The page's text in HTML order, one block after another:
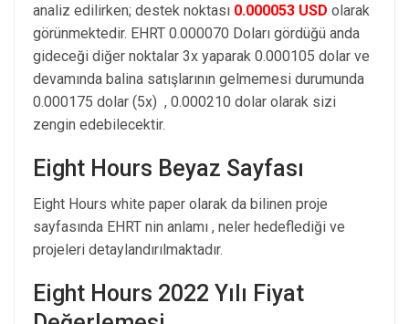
analiz edilirken; destek noktası 0.000053 USD olarak
görünmektedir. EHRT 0.000070 Doları gördüğü anda
gideceği diğer noktalar 3x yaparak 0.000105 dolar ve
devamında balina satışlarının gelmemesi durumunda
0.000175 dolar (5x) , 0.000210 dolar olarak sizi
zengin edebilecektir.
Eight Hours Beyaz Sayfası
Eight Hours white paper olarak da bilinen proje
sayfasında EHRT nin anlamı , neler hedeflediği ve
projeleri detaylandırılmaktadır.
Eight Hours 2022 Yılı Fiyat